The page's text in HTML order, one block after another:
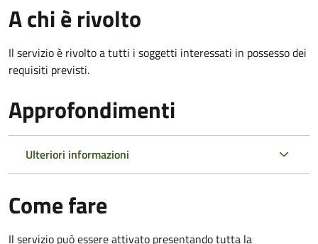
A chi è rivolto
Il servizio è rivolto a tutti i soggetti interessati in possesso dei
requisiti previsti.
Approfondimenti
Ulteriori informazioni
Come fare
Il servizio può essere attivato presentando tutta la